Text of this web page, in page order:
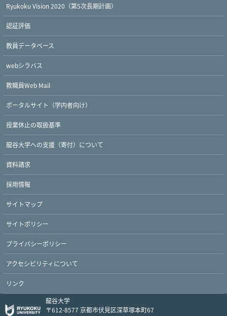
Ryukoku Vision 2020（第5次長期計画）
認証評価
教員データベース
webシラバス
教職員Web Mail
ポータルサイト（学内者向け）
授業休止の取扱基準
龍谷大学への支援（寄付）について
資料請求
採用情報
サイトマップ
サイトポリシー
プライバシーポリシー
アクセシビリティについて
リンク
龍谷大学
〒612-8577 京都市伏見区深草塚本町67